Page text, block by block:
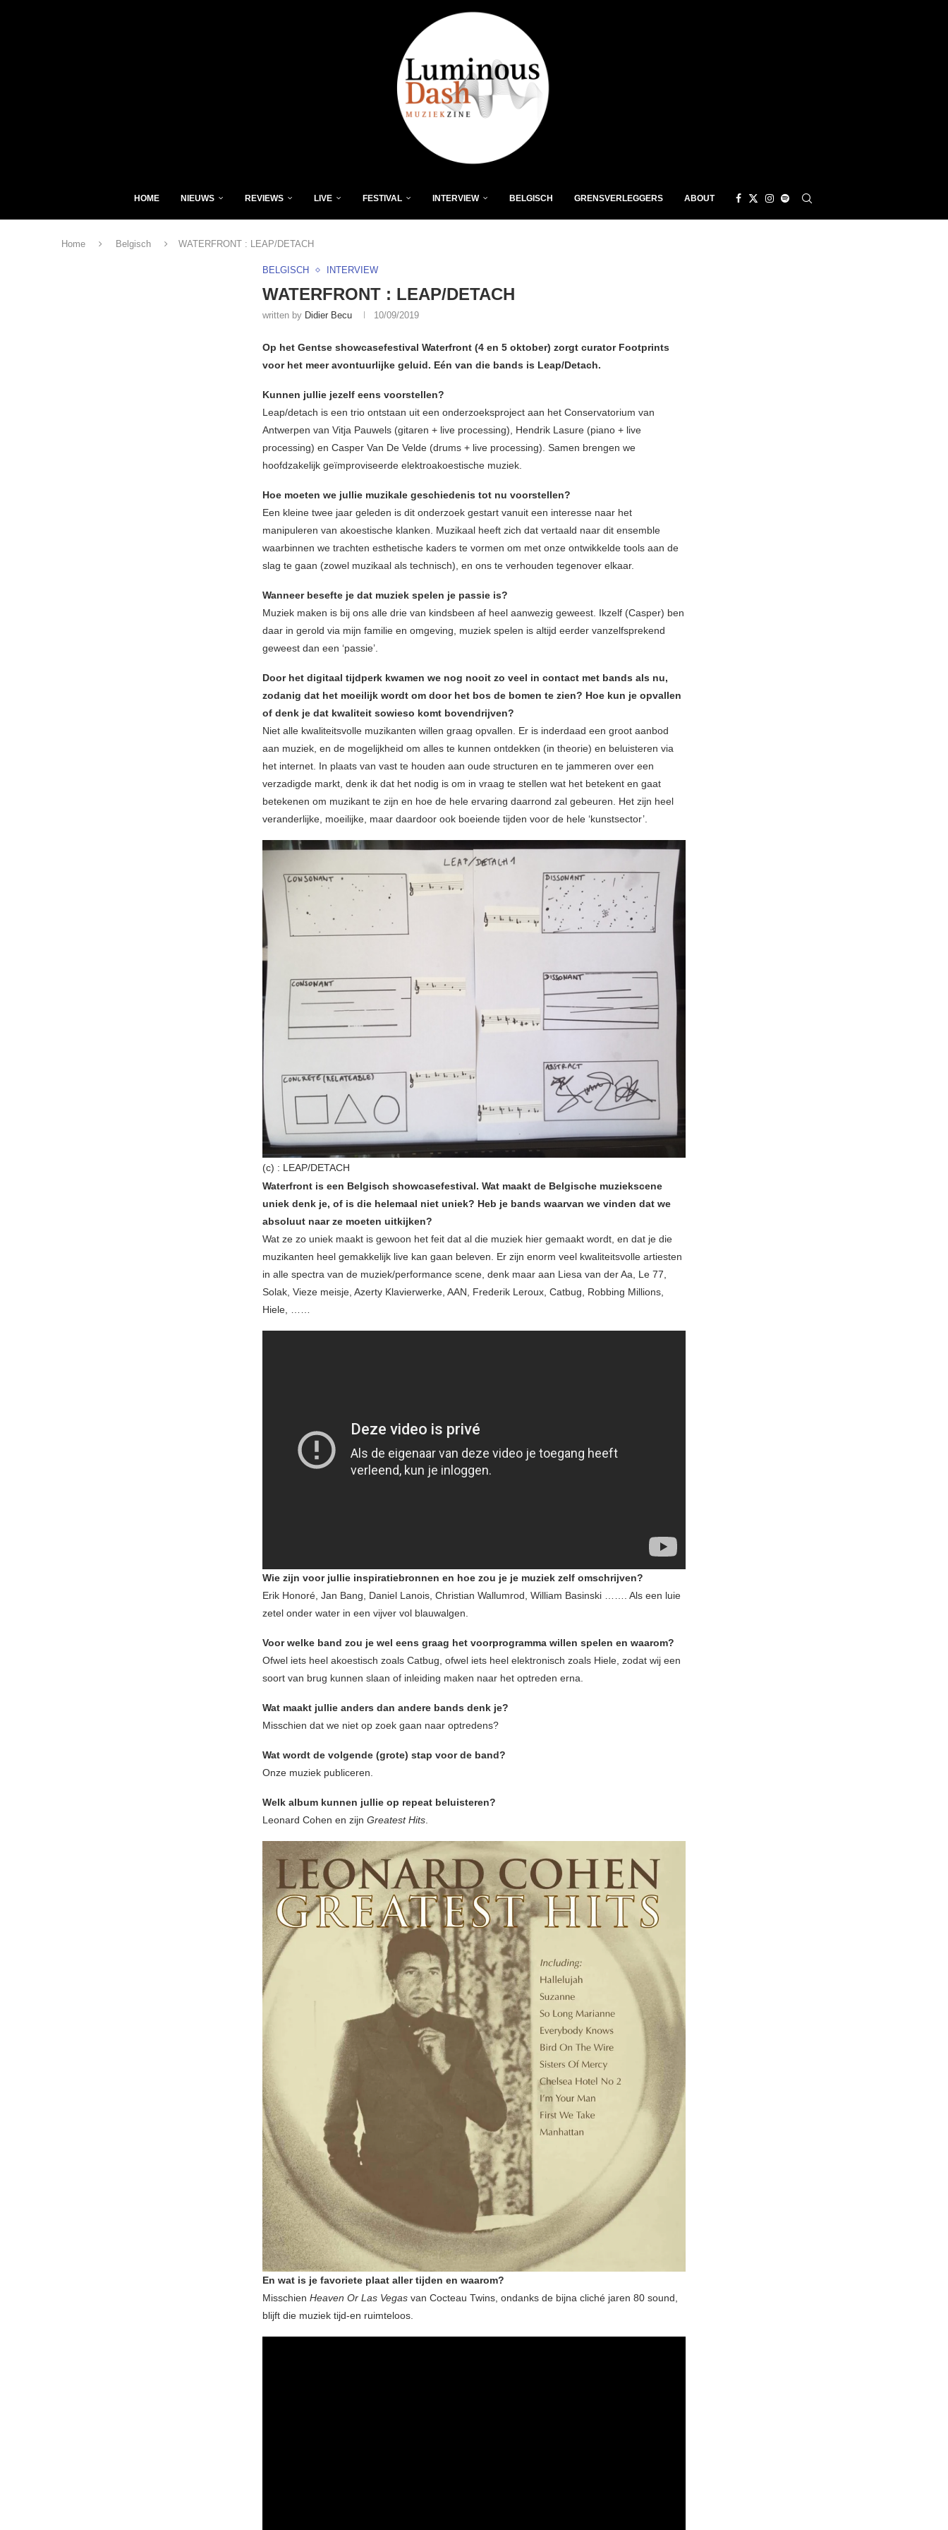
HOME NIEUWS REVIEWS LIVE FESTIVAL INTERVIEW BELGISCH GRENSVERLEGGERS ABOUT
Home Belgisch WATERFRONT : LEAP/DETACH
BELGISCH INTERVIEW
WATERFRONT : LEAP/DETACH
written by Didier Becu 10/09/2019
Op het Gentse showcasefestival Waterfront (4 en 5 oktober) zorgt curator Footprints
voor het meer avontuurlijke geluid. Eén van die bands is Leap/Detach.
Kunnen jullie jezelf eens voorstellen?
Leap/detach is een trio ontstaan uit een onderzoeksproject aan het Conservatorium van
Antwerpen van Vitja Pauwels (gitaren + live processing), Hendrik Lasure (piano + live
processing) en Casper Van De Velde (drums + live processing). Samen brengen we
hoofdzakelijk geïmproviseerde elektroakoestische muziek.
Hoe moeten we jullie muzikale geschiedenis tot nu voorstellen?
Een kleine twee jaar geleden is dit onderzoek gestart vanuit een interesse naar het
manipuleren van akoestische klanken. Muzikaal heeft zich dat vertaald naar dit ensemble
waarbinnen we trachten esthetische kaders te vormen om met onze ontwikkelde tools aan de
slag te gaan (zowel muzikaal als technisch), en ons te verhouden tegenover elkaar.
Wanneer besefte je dat muziek spelen je passie is?
Muziek maken is bij ons alle drie van kindsbeen af heel aanwezig geweest. Ikzelf (Casper) ben
daar in gerold via mijn familie en omgeving, muziek spelen is altijd eerder vanzelfsprekend
geweest dan een ‘passie’.
Door het digitaal tijdperk kwamen we nog nooit zo veel in contact met bands als nu,
zodanig dat het moeilijk wordt om door het bos de bomen te zien? Hoe kun je opvallen
of denk je dat kwaliteit sowieso komt bovendrijven?
Niet alle kwaliteitsvolle muzikanten willen graag opvallen. Er is inderdaad een groot aanbod
aan muziek, en de mogelijkheid om alles te kunnen ontdekken (in theorie) en beluisteren via
het internet. In plaats van vast te houden aan oude structuren en te jammeren over een
verzadigde markt, denk ik dat het nodig is om in vraag te stellen wat het betekent en gaat
betekenen om muzikant te zijn en hoe de hele ervaring daarrond zal gebeuren. Het zijn heel
veranderlijke, moeilijke, maar daardoor ook boeiende tijden voor de hele ‘kunstsector’.
(c) : LEAP/DETACH
Waterfront is een Belgisch showcasefestival. Wat maakt de Belgische muziekscene
uniek denk je, of is die helemaal niet uniek? Heb je bands waarvan we vinden dat we
absoluut naar ze moeten uitkijken?
Wat ze zo uniek maakt is gewoon het feit dat al die muziek hier gemaakt wordt, en dat je die
muzikanten heel gemakkelijk live kan gaan beleven. Er zijn enorm veel kwaliteitsvolle artiesten
in alle spectra van de muziek/performance scene, denk maar aan Liesa van der Aa, Le 77,
Solak, Vieze meisje, Azerty Klavierwerke, AAN, Frederik Leroux, Catbug, Robbing Millions,
Hiele, ……
Wie zijn voor jullie inspiratiebronnen en hoe zou je je muziek zelf omschrijven?
Erik Honoré, Jan Bang, Daniel Lanois, Christian Wallumrod, William Basinski ……. Als een luie
zetel onder water in een vijver vol blauwalgen.
Voor welke band zou je wel eens graag het voorprogramma willen spelen en waarom?
Ofwel iets heel akoestisch zoals Catbug, ofwel iets heel elektronisch zoals Hiele, zodat wij een
soort van brug kunnen slaan of inleiding maken naar het optreden erna.
Wat maakt jullie anders dan andere bands denk je?
Misschien dat we niet op zoek gaan naar optredens?
Wat wordt de volgende (grote) stap voor de band?
Onze muziek publiceren.
Welk album kunnen jullie op repeat beluisteren?
Leonard Cohen en zijn Greatest Hits
En wat is je favoriete plaat aller tijden en waarom?
Misschien Heaven Or Las Vegas van Cocteau Twins, ondanks de bijna cliché jaren 80 sound,
blijft die muziek tijd-en ruimteloos.